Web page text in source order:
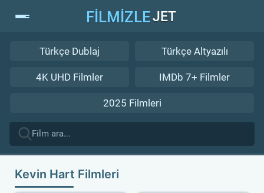
FİLMİZLEJET
Türkçe Dublaj Türkçe Altyazılı
4K UHD Filmler IMDb 7+ Filmler
2025 Filmleri
Kevin Hart Filmleri